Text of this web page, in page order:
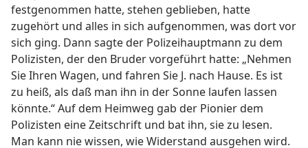
festgenommen hatte, stehen geblieben, hatte
zugehört und alles in sich aufgenommen, was dort vor
sich ging. Dann sagte der Polizeihauptmann zu dem
Polizisten, der den Bruder vorgeführt hatte: „Nehmen
Sie Ihren Wagen, und fahren Sie J. nach Hause. Es ist
zu heiß, als daß man ihn in der Sonne laufen lassen
könnte.“ Auf dem Heimweg gab der Pionier dem
Polizisten eine Zeitschrift und bat ihn, sie zu lesen.
Man kann nie wissen, wie Widerstand ausgehen wird.